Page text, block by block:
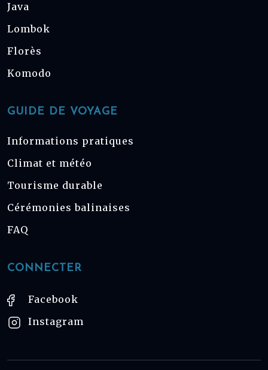
Java
Lombok
Florès
Komodo
GUIDE DE VOYAGE
Informations pratiques
Climat et météo
Tourisme durable
Cérémonies balinaises
FAQ
CONNECTER
Facebook
Instagram